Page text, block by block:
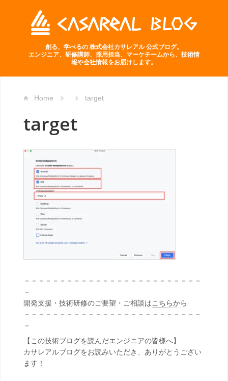
創る、学べるの 株式会社カサレアル 公式ブログ。
エンジニア、研修講師、採用担当、マーケチームから、技術情
報や会社情報をお届けします。
Home target
target
－－－－－－－－－－－－－－－－－－－－－－－－－
－
開発支援・技術研修のご要望・ご相談はこちらから
－－－－－－－－－－－－－－－－－－－－－－－－－
－
【この技術ブログを読んだエンジニアの皆様へ】
カサレアルブログをお読みいただき、ありがとうござい
ます！